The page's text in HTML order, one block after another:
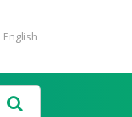
English